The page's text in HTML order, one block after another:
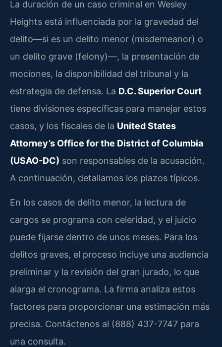
La duración de un caso criminal en Wesley
Heights está influenciada por la gravedad del
delito—si es un delito menor (misdemeanor) o
un delito grave (felony)—, la presentación de
mociones, la disponibilidad del tribunal y la
estrategia de defensa. La D.C. Superior Court
tiene divisiones específicas para manejar estos
casos, y los fiscales de la United States
Attorney’s Office for the District of Columbia
(USAO-DC) son responsables de la acusación.
A continuación, detallamos los plazos típicos.
En los casos de delito menor, la lectura de
cargos se programa con celeridad, y el juicio
puede fijarse dentro de unos meses. Para los
delitos graves, el proceso incluye una audiencia
preliminar y la revisión del gran jurado, lo que
alarga el cronograma. La firma analiza estos
factores para proporcionar una estimación más
precisa. Contáctenos al (888) 437-7747 para
una consulta.